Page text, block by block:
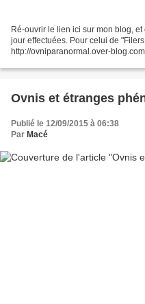
Ré-ouvrir le lien ici sur mon blog,
jour effectuées. Pour celui de
http://ovniparanormal.over-
Ovnis et étranges
Publié le 12/09/2015 à 06:38
Par Macé